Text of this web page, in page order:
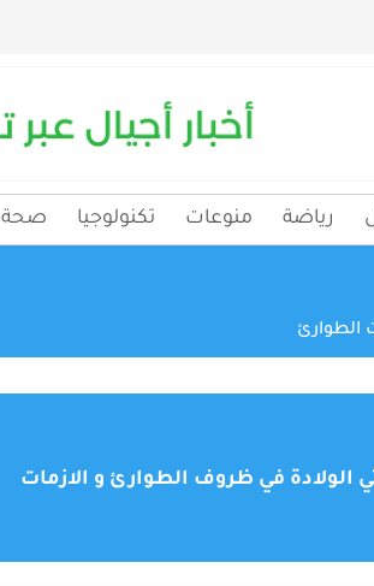
رياضة منوعات تكنولوجيا صحة
الطوارئ
الولادة في ظروف الطوارئ و الازمات